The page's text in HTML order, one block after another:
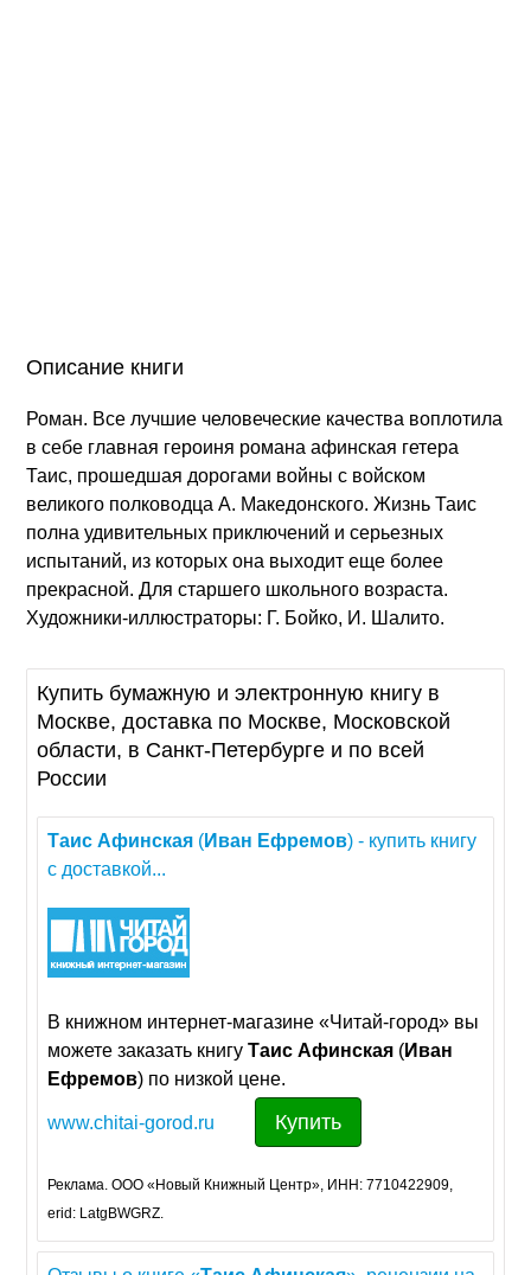
Описание книги
Роман. Все лучшие человеческие качества воплотила
в себе главная героиня романа афинская гетера
Таис, прошедшая дорогами войны с войском
великого полководца А. Македонского. Жизнь Таис
полна удивительных приключений и серьезных
испытаний, из которых она выходит еще более
прекрасной. Для старшего школьного возраста.
Художники-иллюстраторы: Г. Бойко, И. Шалито.
Купить бумажную и электронную книгу в
Москве, доставка по Москве, Московской
области, в Санкт-Петербурге и по всей
России
Таис Афинская (Иван Ефремов) - купить книгу
с доставкой...
В книжном интернет-магазине «Читай-город» вы
можете заказать книгуТаис Афинская (Иван
Ефремов) по низкой цене.
www.chitai-gorod.ru Купить
Реклама. ООО «Новый Книжный Центр», ИНН: 7710422909,
erid: LatgBWGRZ.